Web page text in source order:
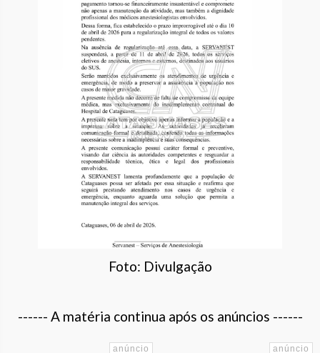
Foto: Divulgação
------ A matéria continua após os anúncios ------